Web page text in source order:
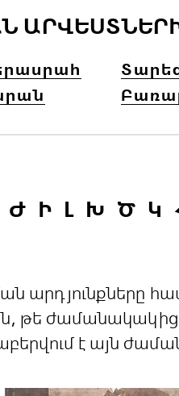
Ժ Ի Լ Խ Ծ Կ
ժամանակակից
է այն